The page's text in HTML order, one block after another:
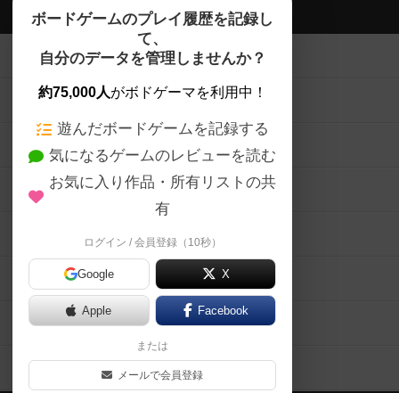
ボードゲームのプレイ履歴を記録し
て、
自分のデータを管理しませんか？
約75,000人がボドゲーマを利用中！
遊んだボードゲームを記録する
気になるゲームのレビューを読む
お気に入り作品・所有リストの共
有
ログイン / 会員登録（10秒）
Google X
Apple Facebook
または
メールで会員登録
ボドゲーマTOP
ボードゲームを検索する
ボードゲームの新着レビュー
ボードゲーム会情報
メカニクス特集
掲示板・トピックス
ボドとも・会員一覧
ボードゲーム業界コラム
ボドゲーマご利用案内